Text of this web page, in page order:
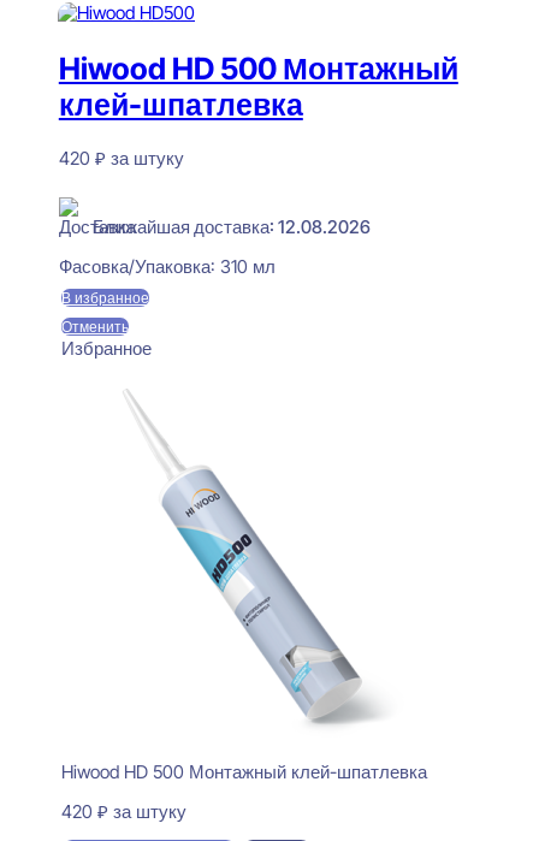
Hiwood HD 500 Монтажный
клей-шпатлевка
420 ₽ за штуку
Ближайшая доставка: 12.08.2026
Фасовка/Упаковка: 310 мл
В избранное
Отменить
Избранное
Hiwood HD 500 Монтажный клей-шпатлевка
420 ₽ за штуку